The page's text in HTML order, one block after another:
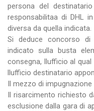
persona del
responsabilitaa di DHL
diversa da quella indicata.
Si deduce concorso
indicato sulla busta
consegna, llufficio al
llufficio destinatario
Il mezzo di
Il risarcimento richiesto
esclusione dalla gara di